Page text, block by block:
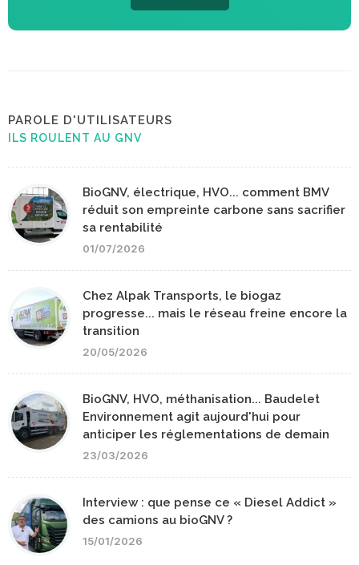
PAROLE D'UTILISATEURS
ILS ROULENT AU GNV
BioGNV, électrique, HVO... comment BMV
réduit son empreinte carbone sans sacrifier
sa rentabilité
01/07/2026
Chez Alpak Transports, le biogaz
progresse... mais le réseau freine encore la
transition
20/05/2026
BioGNV, HVO, méthanisation... Baudelet
Environnement agit aujourd'hui pour
anticiper les réglementations de demain
23/03/2026
Interview : que pense ce « Diesel Addict »
des camions au bioGNV ?
15/01/2026